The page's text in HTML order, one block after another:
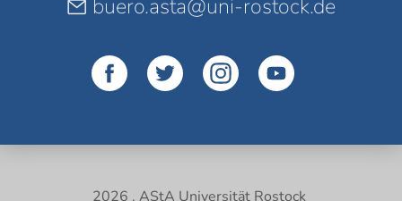
buero.asta@uni-rostock.de
2026 . AStA Universität Rostock